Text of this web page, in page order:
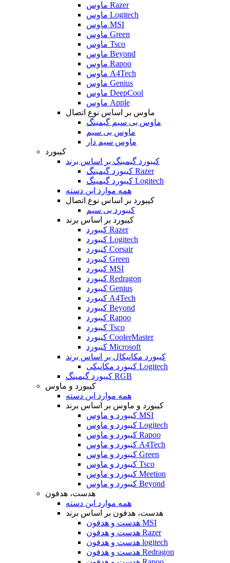
ماوس Razer
ماوس Logitech
ماوس MSI
ماوس Green
ماوس Tsco
ماوس Beyond
ماوس Rapoo
ماوس A4Tech
ماوس Genius
ماوس DeepCool
ماوس Apple
ماوس بر اساس نوع اتصال
ماوس بی سیم گیمینگ
ماوس بی سیم
ماوس سیم دار
کیبورد
کیبورد گیمینگ بر اساس برند
کیبورد گیمینگ Razer
کیبورد گیمینگ Logitech
همه موارد این دسته
کیبورد بر اساس نوع اتصال
کیبورد بی سیم
کیبورد بر اساس برند
کیبورد Razer
کیبورد Logitech
کیبورد Corsair
کیبورد Green
کیبورد MSI
کیبورد Redragon
کیبورد Genius
کیبورد A4Tech
کیبورد Beyond
کیبورد Rapoo
کیبورد Tsco
کیبورد CoolerMaster
کیبورد Microsoft
کیبورد مکانیکال بر اساس برند
کیبورد مکانیکی Logitech
کیبورد گیمینگ RGB
کیبورد و ماوس
همه موارد این دسته
کیبورد و ماوس بر اساس برند
کیبورد و ماوس MSI
کیبورد و ماوس Logitech
کیبورد و ماوس Rapoo
کیبورد و ماوس A4Tech
کیبورد و ماوس Green
کیبورد و ماوس Tsco
کیبورد و ماوس Meetion
کیبورد و ماوس Beyond
هدست، هدفون
همه موارد این دسته
هدست، هدفون بر اساس برند
هدست و هدفون MSI
هدست و هدفون Razer
هدست و هدفون logitech
هدست و هدفون Redragon